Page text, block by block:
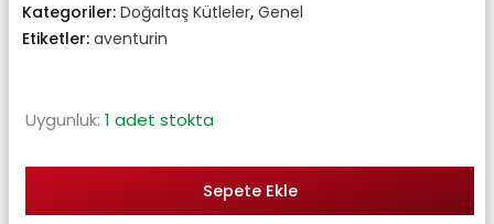
Kategoriler: Doğaltaş Kütleler, Genel
Etiketler: aventurin
Uygunluk: 1 adet stokta
Sepete Ekle